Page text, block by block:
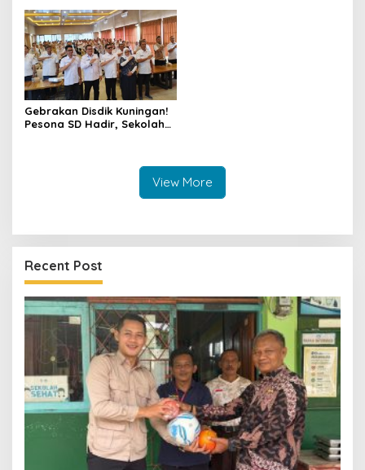
ASI, Cegah Stunting hingga
Perawatan Lansia
Gebrakan Disdik Kuningan!
Pesona SD Hadir, Sekolah
View More
Recent Post